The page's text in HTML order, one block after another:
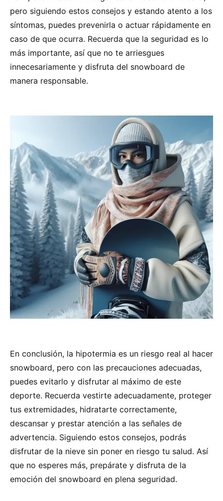
pero siguiendo estos consejos y estando atento a los
síntomas, puedes prevenirla o actuar rápidamente en
caso de que ocurra. Recuerda que la seguridad es lo
más importante, así que no te arriesgues
innecesariamente y disfruta del snowboard de
manera responsable.
En conclusión, la hipotermia es un riesgo real al hacer
snowboard, pero con las precauciones adecuadas,
puedes evitarlo y disfrutar al máximo de este
deporte. Recuerda vestirte adecuadamente, proteger
tus extremidades, hidratarte correctamente,
descansar y prestar atención a las señales de
advertencia. Siguiendo estos consejos, podrás
disfrutar de la nieve sin poner en riesgo tu salud. Así
que no esperes más, prepárate y disfruta de la
emoción del snowboard en plena seguridad.